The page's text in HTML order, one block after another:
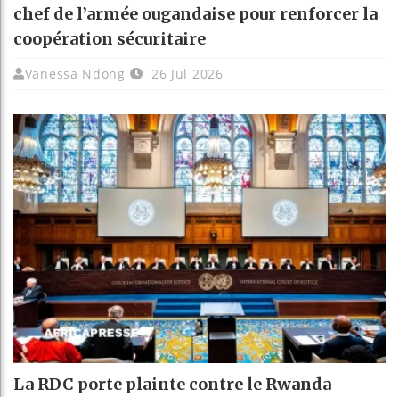
chef de l’armée ougandaise pour renforcer la
coopération sécuritaire
Vanessa Ndong 26 Jul 2026
La RDC porte plainte contre le Rwanda